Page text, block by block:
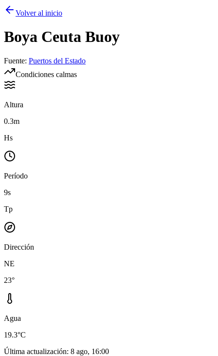
Volver al inicio
Boya Ceuta Buoy
Fuente: Puertos del Estado
Condiciones calmas
Altura
0.3m
Hs
Período
9s
Tp
Dirección
NE
23°
Agua
19.3°C
Última actualización: 8 ago, 16:00